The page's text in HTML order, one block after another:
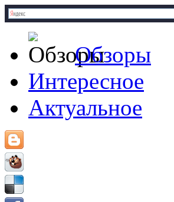
Обзоры
Интересное
Актуальное